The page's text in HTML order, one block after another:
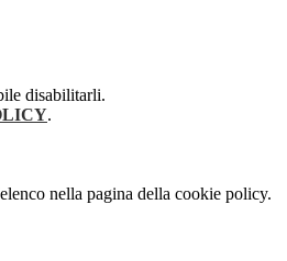
disabilitarli.
.
nella pagina della cookie policy.